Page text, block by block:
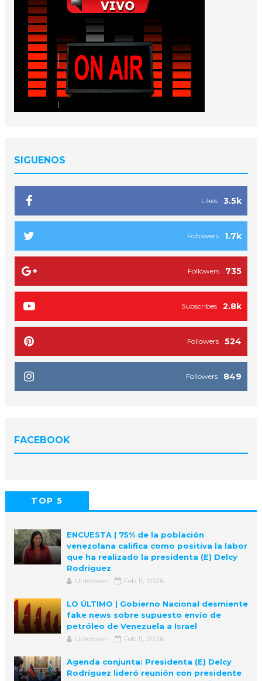
SIGUENOS
3.5k
Likes
1.7k
Followers
735
Followers
2.8k
Subscribes
524
Followers
849
Followers
FACEBOOK
TOP 5
ENCUESTA | 75% de la población
venezolana califica como positiva la labor
que ha realizado la presidenta (E) Delcy
Rodríguez
Unknown Feb 11, 2026
LO ÚLTIMO | Gobierno Nacional desmiente
fake news sobre supuesto envío de
petróleo de Venezuela a Israel
Unknown Feb 11, 2026
Agenda conjunta: Presidenta (E) Delcy
Rodríguez lideró reunión con presidente